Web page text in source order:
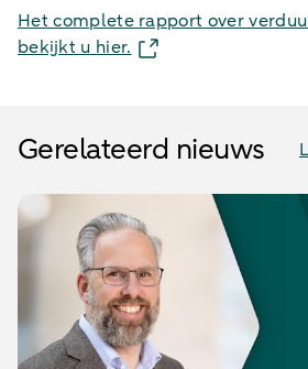
Het complete rapport over
bekijkt u hier.
Gerelateerd nieuws